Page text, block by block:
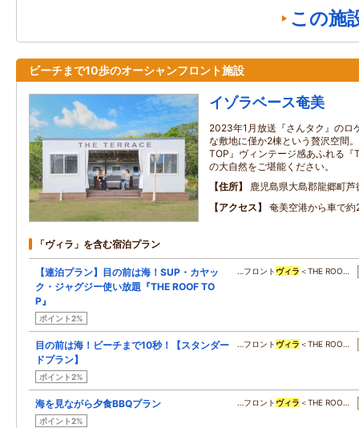
この施
ビーチまで10歩のオーシャンフロント施設
イゾラベース奄美
2023年1月放送『さんタク』の
な敷地に僅か2棟という贅沢空間
TOP』ヴィンテージ感あふれる『
の大自然をご堪能ください。
住所
鹿児島県大島郡龍郷町
アクセス
奄美空港から車で約
「ヴィラ」を含む宿泊プラン
【連泊プラン】目の前は海！SUP・カヤッ
ク・ジャグジー使い放題『THE ROOF TO
P』
ポイント2%
…フロント ヴィラ ＜THE ROO…
目の前は海！ビーチまで10秒！【スタンダー
ドプラン】
ポイント2%
…フロント ヴィラ ＜THE ROO…
海を見ながら夕食BBQプラン
ポイント2%
…フロント ヴィラ ＜THE ROO…